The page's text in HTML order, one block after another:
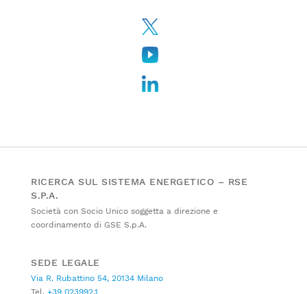
RICERCA SUL SISTEMA ENERGETICO – RSE
S.P.A.
Società con Socio Unico soggetta a direzione e
coordinamento di GSE S.p.A.
SEDE LEGALE
Via R. Rubattino 54, 20134 Milano
Tel. +39 023992.1